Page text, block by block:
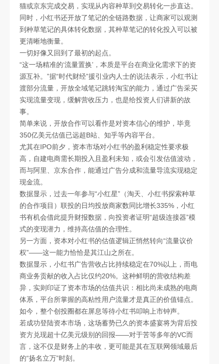
猫或京东完成交易，实现从内容种草到交易转化一步直达。
同时，小红书还开放了笔记的全链路数据，让商家可以观测
到种草笔记的具体转化数据，其种草笔记的转化投入可以被
更清晰地衡量。
一切好像又回到了最初的起点。
“这一场精准的‘流量置换’，本质是平台在商业化需求下的资
源互补。”据“时代财经”援引业内人士的说法表示，小红书让
渡部分流量，开放全域笔记跳转淘宝的能力，通过广告采买
实现流量变现，缓解营收压力，也是给投资人们讲新的故
事。
简单来说，开放合作可以看作是对资本信心的维护，毕竟
350亿美元估值已远超B站、知乎等内容平台。
尤其在IPO前夕，资本市场对小红书的盈利稳定性要求极
高，自建电商需长期投入且盈利未知，或会引发估值波动，
而与阿里、京东合作，能通过广告分成和流量导流实现稳定
现金流。
数据显示，过去一年参与“小红星”（淘天、小红书探索种草
的合作项目）联投的日均投放商家数同比增长335%，小红
书有机会借此提升财报数据，向投资者证明“超级连接器”模
式的变现潜力，维持高估值的合理性。
另一方面，资本对小红书的估值逻辑正悄然转向“流量议价
权”——这一能力恰恰是其江山之所在。
数据显示，小红书广告营收占比持续稳定在70%以上，而电
商业务贡献的收入占比仅约20%。这种鲜明的营收结构差
异，实则印证了资本市场的估值共识：相比尚未成熟的电商
体系，平台所掌握的高粘性用户流量才是真正的价值锚点。
如今，整个创投圈都在屏息等待小红书叩响上市钟声。
若成功登陆资本市场，这场蓄势已久的资本盛宴将为背后投
资方兑现超十亿美元级别的回报——对于苦等多年的VC而
言，这不仅是财务上的丰收，更可能是其在互联网领域最后
的“扬名立万”时刻。